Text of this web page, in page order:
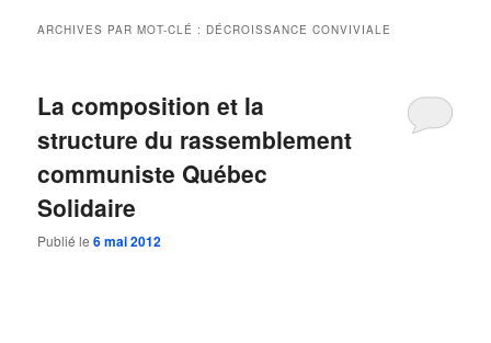
ARCHIVES PAR MOT-CLÉ : DÉCROISSANCE CONVIVIALE
La composition et la
structure du rassemblement
communiste Québec
Solidaire
Publié le6 mai 2012